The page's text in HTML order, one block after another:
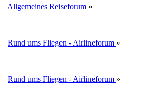
Allgemeines Reiseforum »
Rund ums Fliegen - Airlineforum »
Rund ums Fliegen - Airlineforum »